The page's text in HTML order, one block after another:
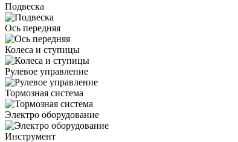
Подвеска
Ось передняя
Колеса и ступицы
Рулевое управление
Тормозная система
Электро оборудование
Инструмент